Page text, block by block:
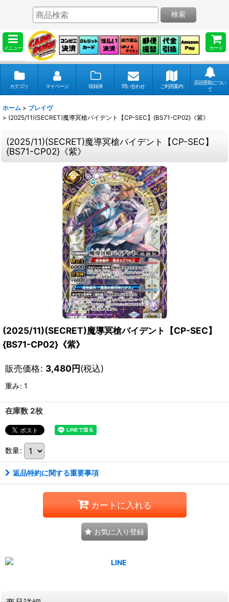
メニュー カート
検索
カテゴリ マイページ 収録弾 問い合わせ ご利用案内
店頭受取につい
て
ホーム > ブレイヴ
> (2025/11)(SECRET)魔導冥槍バイデント【CP-SEC】{BS71-CP02}《紫》
(2025/11)(SECRET)魔導冥槍バイデント【CP-SEC】
{BS71-CP02}《紫》
(2025/11)(SECRET)魔導冥槍バイデント【CP-SEC】
{BS71-CP02}《紫》
販売価格: 3,480円(税込)
重み: 1
在庫数 2枚
数量:
返品特約に関する重要事項
カートに入れる
お気に入り登録